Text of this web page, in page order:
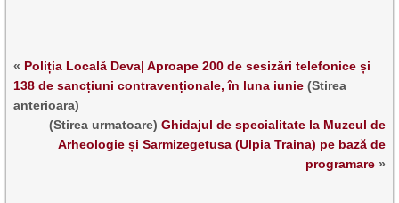
« Poliția Locală Deva| Aproape 200 de sesizări telefonice și
138 de sancțiuni contravenționale, în luna iunie (Stirea
anterioara)
(Stirea urmatoare) Ghidajul de specialitate la Muzeul de
Arheologie și Sarmizegetusa (Ulpia Traina) pe bază de
programare»